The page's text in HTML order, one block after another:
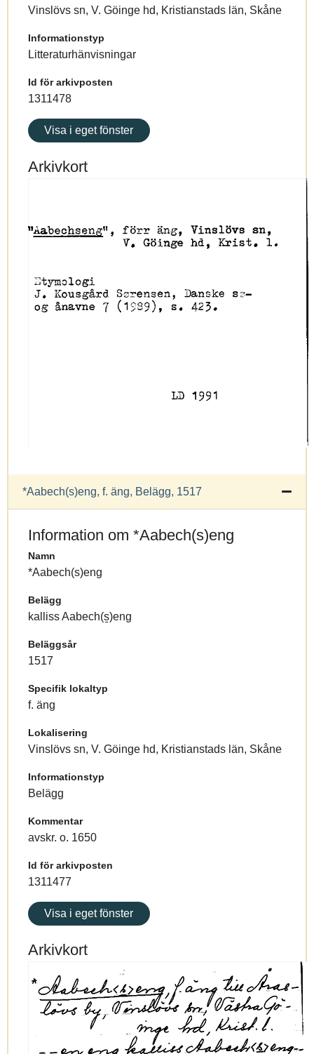
Vinslövs sn, V. Göinge hd, Kristianstads län, Skåne
Informationstyp
Litteraturhänvisningar
Id för arkivposten
1311478
Visa i eget fönster
Arkivkort
*Aabech(s)eng, f. äng, Belägg, 1517
Information om *Aabech(s)eng
Namn
*Aabech(s)eng
Belägg
kalliss Aabech(s̱)eng
Beläggsår
1517
Specifik lokaltyp
f. äng
Lokalisering
Vinslövs sn, V. Göinge hd, Kristianstads län, Skåne
Informationstyp
Belägg
Kommentar
avskr. o. 1650
Id för arkivposten
1311477
Visa i eget fönster
Arkivkort